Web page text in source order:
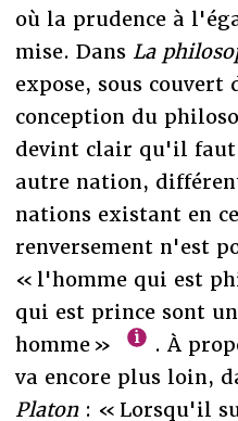
où la prudence à
mise. Dans La
expose, sous
conception du
devint clair qu'il faut
autre nation,
nations existant en
renversement n'est
« l'homme qui est
qui est prince sont
homme »
. À
va encore plus loin,
Platon : « Lorsqu'il